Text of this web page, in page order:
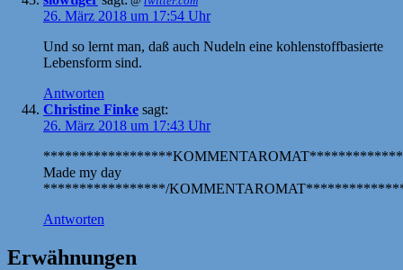
26. März 2018 um 17:54 Uhr
Und so lernt man, daß auch Nudeln eine kohlenstoffbasierte
Lebensform sind.
Antworten
Christine Finke sagt:
26. März 2018 um 17:43 Uhr
Made my day
*****************/
Antworten
Erwähnungen